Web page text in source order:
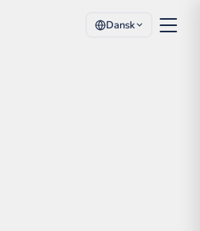
Dansk